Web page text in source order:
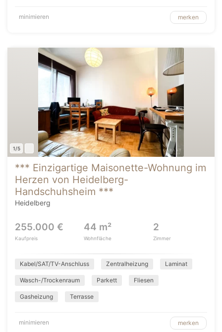
minimieren merken
1/5
*** Einzigartige Maisonette-Wohnung im
Herzen von Heidelberg-
Handschuhsheim ***
Heidelberg
255.000 €
Kaufpreis
44 m²
Wohnfläche
2
Zimmer
Kabel/SAT/TV-Anschluss Zentralheizung Laminat
Wasch-/Trockenraum Parkett Fliesen
Gasheizung Terrasse
minimieren merken